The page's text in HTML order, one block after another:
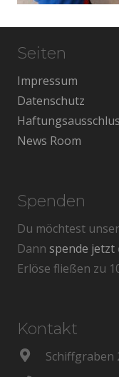
Seiten
Impressum
Datenschutz
News Room
Spenden
Du möchtest
Dann spende jetzt
Erlöse fließen zu
Kontakt
Schiffgraben